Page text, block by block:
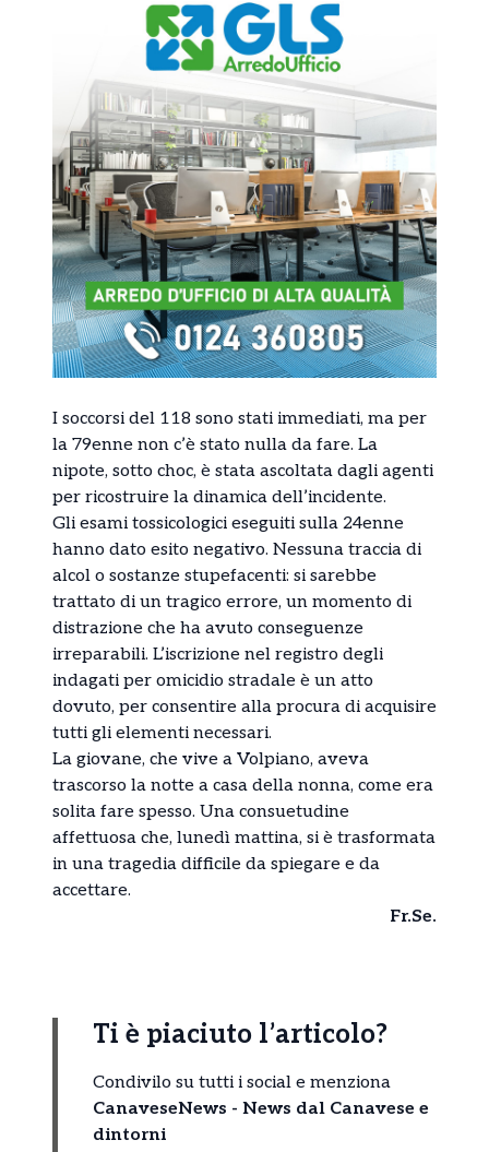
I soccorsi del 118 sono stati immediati, ma per
la 79enne non c’è stato nulla da fare. La
nipote, sotto choc, è stata ascoltata dagli agenti
per ricostruire la dinamica dell’incidente.
Gli esami tossicologici eseguiti sulla 24enne
hanno dato esito negativo. Nessuna traccia di
alcol o sostanze stupefacenti: si sarebbe
trattato di un tragico errore, un momento di
distrazione che ha avuto conseguenze
irreparabili. L’iscrizione nel registro degli
indagati per omicidio stradale è un atto
dovuto, per consentire alla procura di acquisire
tutti gli elementi necessari.
La giovane, che vive a Volpiano, aveva
trascorso la notte a casa della nonna, come era
solita fare spesso. Una consuetudine
affettuosa che, lunedì mattina, si è trasformata
in una tragedia difficile da spiegare e da
accettare.
Fr.Se.
Ti è piaciuto l’articolo?
Condivilo su tutti i social e menziona
CanaveseNews - News dal Canavese e
dintorni